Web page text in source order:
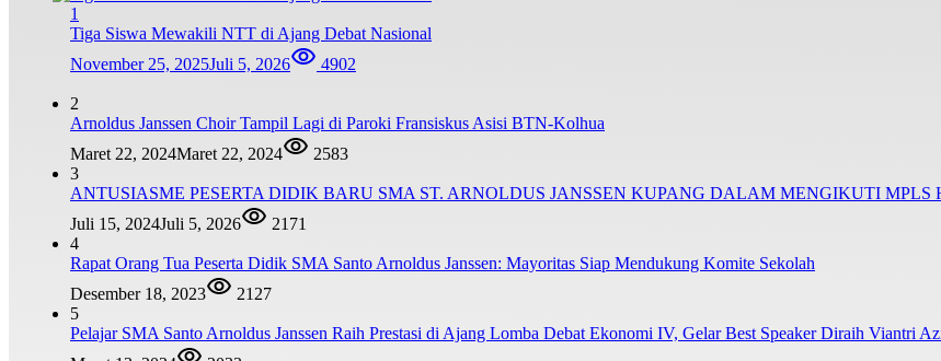
1
Tiga Siswa Mewakili NTT di Ajang Debat Nasional
November 25, 2025Juli 5, 2026 4902
2
Arnoldus Janssen Choir Tampil Lagi di Paroki Fransiskus Asisi BTN-Kolhua
Maret 22, 2024Maret 22, 2024
2583
3
ANTUSIASME PESERTA DIDIK BARU SMA ST. ARNOLDUS JANSSEN KUPANG DALAM MENGIKUTI MPLS
Juli 15, 2024Juli 5, 2026
2171
4
Rapat Orang Tua Peserta Didik SMA Santo Arnoldus Janssen: Mayoritas Siap Mendukung Komite Sekolah
Desember 18, 2023
2127
5
Pelajar SMA Santo Arnoldus Janssen Raih Prestasi di Ajang Lomba Debat Ekonomi IV, Gelar Best Speaker Diraih Viantri